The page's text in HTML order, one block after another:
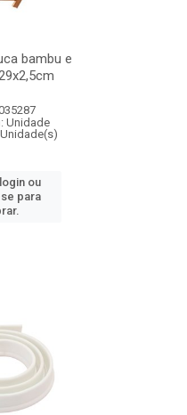
bambu e
Unidade
ou
para